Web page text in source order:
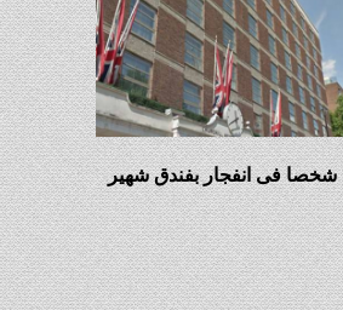
إصابة 12 شخصا فى انفجار بفندق شهير